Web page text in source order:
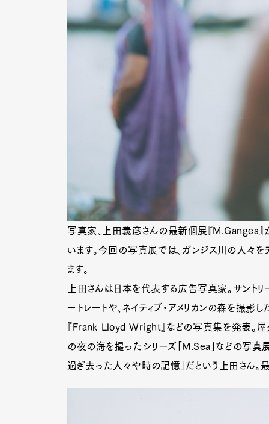
写真家、上田義彦さんの最新個展『M.Ganges
います。今回の写真展では、ガンジス川の人々
ます。
上田さんは日本を代表する広告写真家。サント
ートレートや、ネイティブ・アメリカンの森を撮影
『Frank Lloyd Wright』などの写真集を発表。
の夜の海を撮ったシリーズ「M.Sea」などの写真
過ぎ去った人々や時の記憶」だという上田さん。